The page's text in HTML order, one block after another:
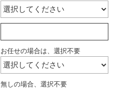
お任せの場合は、選択不要
無しの場合、選択不要